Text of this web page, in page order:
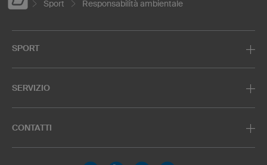
Sport Responsabilità ambientale
SPORT
SERVIZIO
CONTATTI